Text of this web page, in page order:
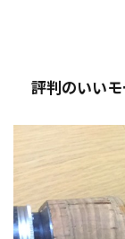
評判のいい